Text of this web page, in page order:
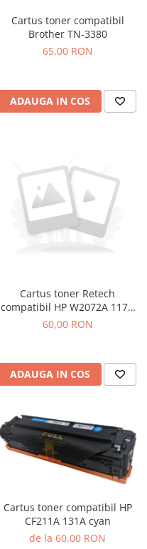
Cartus toner compatibil
Brother TN-3380
65,00 RON
ADAUGA IN COS
Cartus toner Retech
compatibil HP W2072A 117A
yellow
60,00 RON
ADAUGA IN COS
Cartus toner compatibil HP
CF211A 131A cyan
de la 60,00 RON